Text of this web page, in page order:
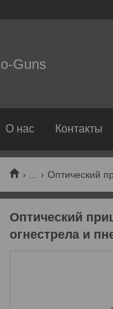
Guns
О нас Контакты
Оптический
огнестрела и